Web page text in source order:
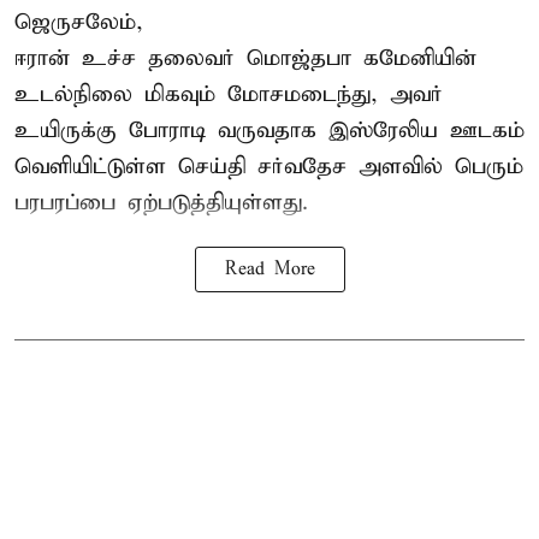
ஜெருசலேம்,
ஈரான் உச்ச தலைவர் மொஜ்தபா கமேனியின்
உடல்நிலை மிகவும் மோசமடைந்து, அவர்
உயிருக்கு போராடி வருவதாக இஸ்ரேலிய ஊடகம்
வெளியிட்டுள்ள செய்தி சர்வதேச அளவில் பெரும்
பரபரப்பை ஏற்படுத்தியுள்ளது.
Read More